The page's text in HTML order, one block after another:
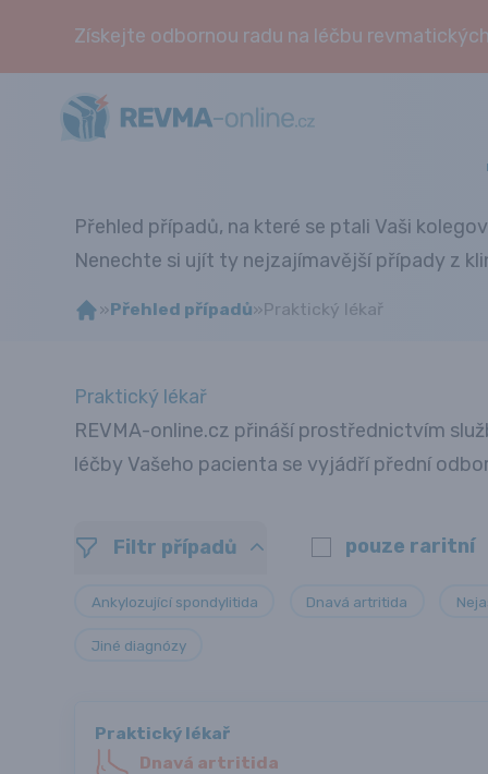
Získejte odbornou radu na léčbu
Přehled případů, na které se ptali Vaši
Nenechte si ujít ty nejzajímavější případy z
»Přehled případů»Praktický lékař
Praktický lékař
REVMA-online.cz přináší prostřednictvím
léčby Vašeho pacienta se vyjádří přední
Filtr případů pouze raritní
Ankylozující spondylitida Dnavá artritida
Jiné diagnózy
Praktický lékař
Dnavá artritida